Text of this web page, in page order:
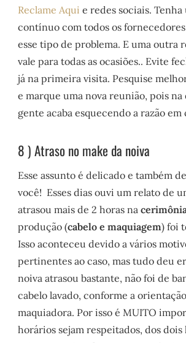
Reclame Aquie redes sociais.
contínuo com todos os
esse tipo de problema. E uma outra
vale para todas as ocasiões.. Evite
já na primeira visita. Pesquise
e marque uma nova reunião, pois na
gente acaba esquecendo a razão em
8 ) Atraso no make da noiva
Esse assunto é delicado e também
você! Esses dias ouvi um relato de
atrasou mais de 2 horas na
produção (cabelo e maquiagem) foi
Isso aconteceu devido a vários
pertinentes ao caso, mas tudo deu
noiva atrasou bastante, não foi de
cabelo lavado, conforme a
maquiadora. Por isso é MUITO
horários sejam respeitados, dos dois